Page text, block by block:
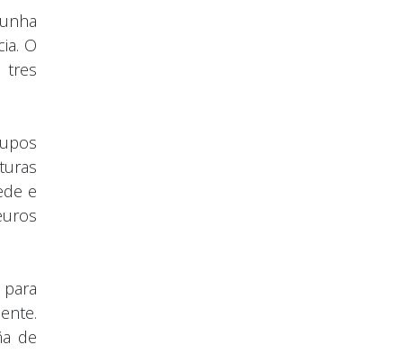
O
tres
e
de